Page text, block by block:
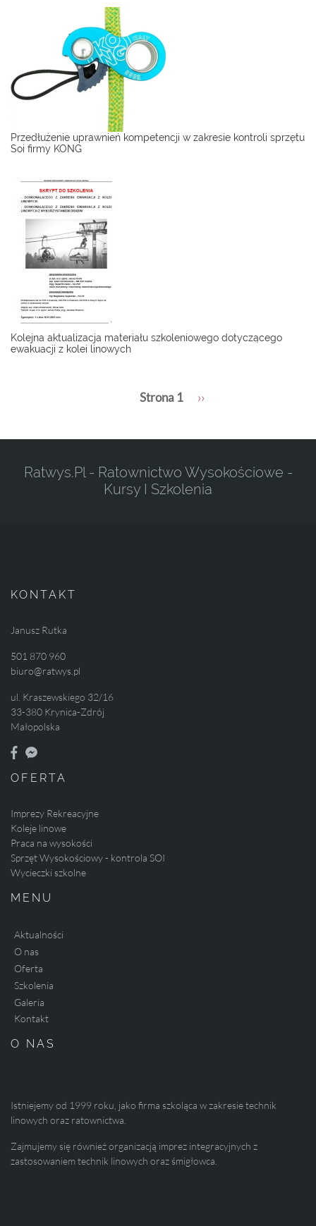
Przedłużenie uprawnień kompetencji w zakresie kontroli sprzętu
Soi firmy KONG
Kolejna aktualizacja materiału szkoleniowego dotyczącego
ewakuacji z kolei linowych
Strona 1
Następna
››
Ratwys.pl - Ratownictwo Wysokościowe -
Kursy I Szkolenia
KONTAKT
Janusz Rutka
501 870 960
biuro@ratwys.pl
ul. Kraszewskiego 32/16
33-380 Krynica-Zdrój
Małopolska
OFERTA
Imprezy Rekreacyjne
Koleje linowe
Praca na wysokości
Sprzęt Wysokościowy - kontrola SOI
Wycieczki szkolne
MENU
Aktualności
O nas
Oferta
Szkolenia
Galeria
Kontakt
O NAS
Istniejemy od 1999 roku, jako firma szkoląca w zakresie technik
linowych oraz ratownictwa.
Zajmujemy się również organizacją imprez integracyjnych z
zastosowaniem technik linowych oraz śmigłowca.